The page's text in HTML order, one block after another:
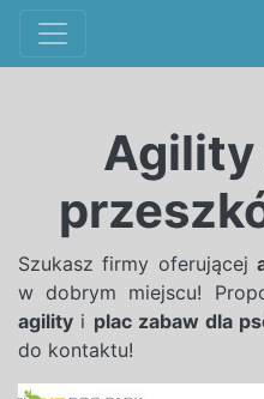
Agility
Szukasz firmy oferującej
w dobrym miejscu!
agility i plac zabaw dla
do kontaktu!